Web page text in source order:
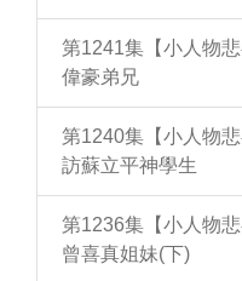
第1241集【小人物
偉豪弟兄
第1240集【小人物
訪蘇立平神學生
第1236集【小人物
曾喜真姐妹(下)